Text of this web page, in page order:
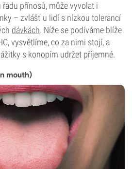
řadu přínosů, může vyvolat i
– zvlášť u lidí s nízkou tolerancí
dávkách. Níže se podíváme blíže
vysvětlíme, co za nimi stojí, a
s konopím udržet příjemné.
mouth)